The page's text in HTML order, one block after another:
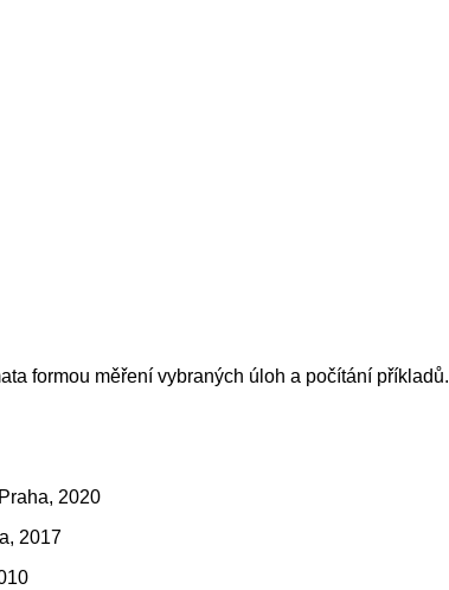
formou měření vybraných úloh a počítání příkladů.
2020
2017